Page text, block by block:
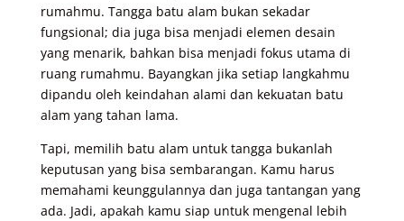
rumahmu. Tangga batu alam bukan sekadar
fungsional; dia juga bisa menjadi elemen desain
yang menarik, bahkan bisa menjadi fokus utama di
ruang rumahmu. Bayangkan jika setiap langkahmu
dipandu oleh keindahan alami dan kekuatan batu
alam yang tahan lama.
Tapi, memilih batu alam untuk tangga bukanlah
keputusan yang bisa sembarangan. Kamu harus
memahami keunggulannya dan juga tantangan yang
ada. Jadi, apakah kamu siap untuk mengenal lebih